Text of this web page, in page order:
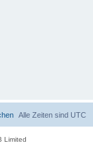
Alle Zeiten sind UTC
Limited